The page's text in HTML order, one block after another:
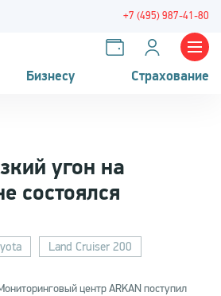
+7 (495) 987-41-80
Бизнесу Страхование
угон на
состоялся
Land Cruiser 200
центр ARKAN поступил